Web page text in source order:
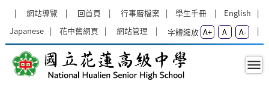
網站導覽
回首頁 行事曆檔案 學生手冊
English
Japanese
花中舊網頁 網站管理 字體縮放 A+ A A-
新生報到 - 新生資訊專區 - 國立花蓮